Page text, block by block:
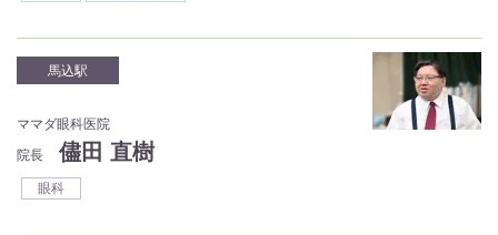
馬込駅
ママダ眼科医院
院長
儘田 直樹
眼科